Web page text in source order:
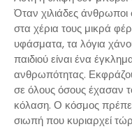
Όταν χιλιάδες
στα χέρια τους μικρά
υφάσματα, τα λόγια
παιδιού είναι ένα
ανθρωπότητας.
σε όλους όσους έχασαν
κόλαση. Ο κόσμος
σιωπή που κυριαρχεί